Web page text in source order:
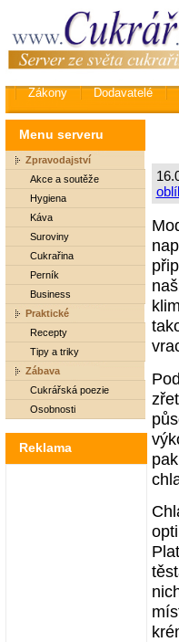
Zákony Dodavatelé
Menu serveru
Zpravodajství
Akce a soutěže
Hygiena
Káva
Suroviny
Cukrařina
Perník
Business
Praktické
Recepty
Tipy a triky
Zábava
Cukrářská poezie
Osobnosti
Reklama